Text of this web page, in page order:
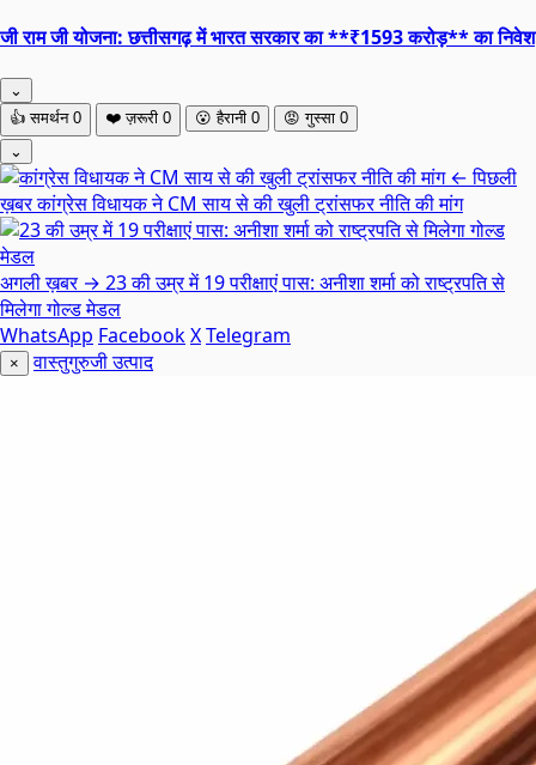
जी राम जी योजना: छत्तीसगढ़ में भारत सरकार का **₹1593 करोड़** का निवेश
⌄
👍 समर्थन 0 ❤️ ज़रूरी 0 😮 हैरानी 0 😡 गुस्सा 0
⌄
← पिछली
ख़बरकांग्रेस विधायक ने CM साय से की खुली ट्रांसफर नीति की मांग
अगली ख़बर → 23 की उम्र में 19 परीक्षाएं पास: अनीशा शर्मा को राष्ट्रपति से
मिलेगा गोल्ड मेडल
WhatsApp FacebookXTelegram
× वास्तुगुरुजी उत्पाद